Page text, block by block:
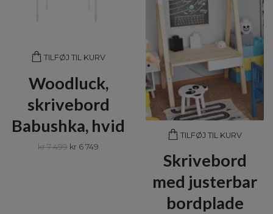
TILFØJ TIL KURV
Woodluck,
skrivebord
Babushka, hvid
kr 7 499 kr 6 749
TILFØJ TIL KURV
Skrivebord
med justerbar
bordplade